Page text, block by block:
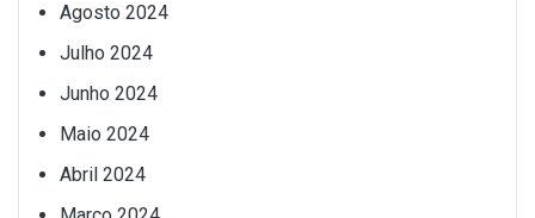
Agosto 2024
Julho 2024
Junho 2024
Maio 2024
Abril 2024